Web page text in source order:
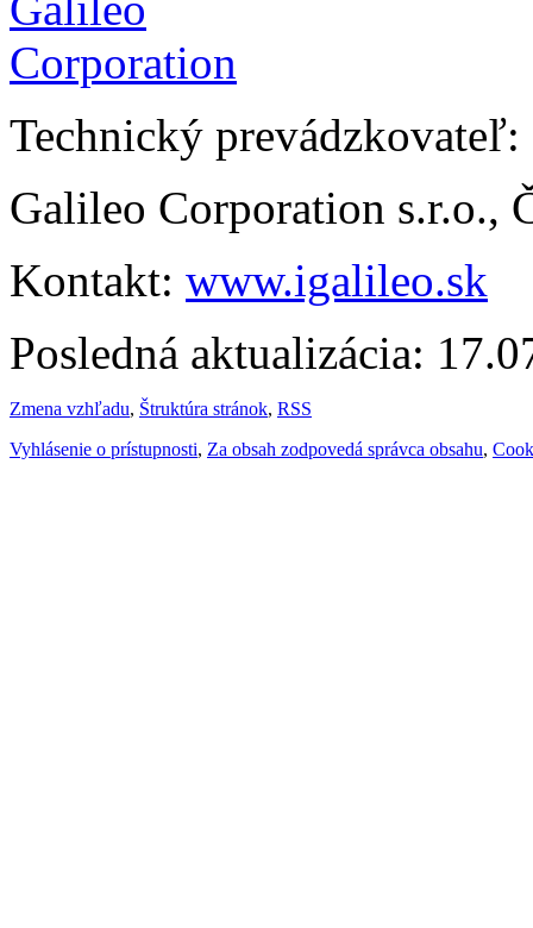
Technický prevádzkovateľ:
Galileo Corporation s.r.o.,
Kontakt: www.igalileo.sk
Posledná aktualizácia:
Zmena vzhľadu, Štruktúra stránok, RSS
Vyhlásenie o prístupnosti, Za obsah zodpovedá správca obsahu,